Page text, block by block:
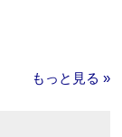
もっと見る »